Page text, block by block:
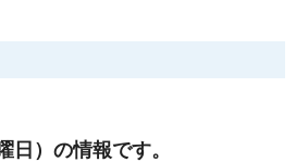
日）の情報です。